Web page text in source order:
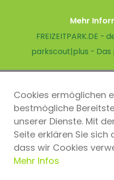
Cookies ermöglichen
bestmögliche
unserer Dienste. Mit
Seite erklären Sie
dass wir Cookies
Mehr Infos
Mehr
FREIZEITPARK.DE
parkscout|plus -
parkscout.de 2026, ein